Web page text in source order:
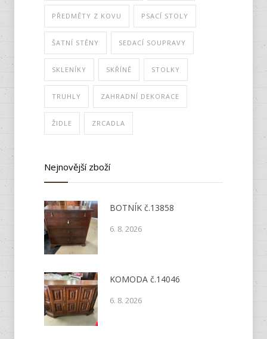
PŘEDMĚTY Z KOVU PSACÍ STOLY
ŠATNÍ STĚNY SEDACÍ SOUPRAVY
SKLENÍKY SKŘÍNĚ STOLKY
TRUHLY ZAHRADNÍ DEKORACE
ŽIDLE ZRCADLA
Nejnovější zboží
BOTNÍK č.13858
6. 8. 2026
KOMODA č.14046
6. 8. 2026